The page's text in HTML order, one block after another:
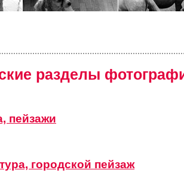
разделы
пейзажи
городской пейзаж